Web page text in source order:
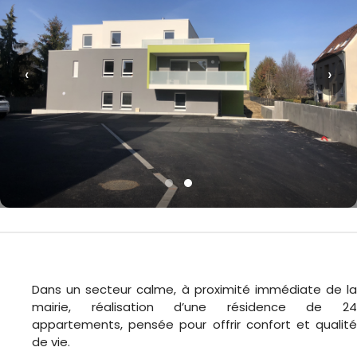
‹ ›
Dans un secteur calme, à proximité immédiate de la
mairie, réalisation d’une résidence de 24
appartements, pensée pour offrir confort et qualité
de vie.